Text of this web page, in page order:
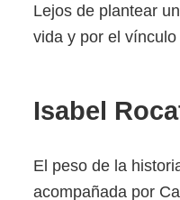
Lejos de plantear
vida y por el
Isabel
El peso de la
acompañada por